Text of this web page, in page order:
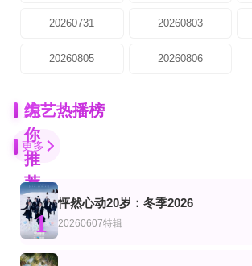
20260731 20260803
20260805 20260806
为
你
推
荐
第1集
荒野求生全明星第九季
第2集
伊抹风味
第20260807期
快乐你懂的
第3期
第100集完结
第10集完结
综艺热播榜
更多
1
怦然心动20岁：冬季2026
20260607特辑